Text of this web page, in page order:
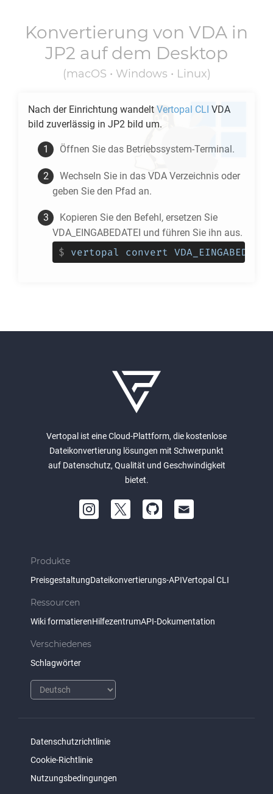
Konvertierung von VDA in
JP2 auf dem Desktop
(macOS • Windows • Linux)
Nach der Einrichtung wandelt Vertopal CLI VDA
bild zuverlässig in JP2 bild um.
Öffnen Sie das Betriebssystem-Terminal.
Wechseln Sie in das VDA Verzeichnis oder
geben Sie den Pfad an.
Kopieren Sie den Befehl, ersetzen Sie
VDA_EINGABEDATEI und führen Sie ihn aus.
$ vertopal convert
Vertopal ist eine Cloud-Plattform, die kostenlose
Dateikonvertierung lösungen mit Schwerpunkt
auf Datenschutz, Qualität und Geschwindigkeit
bietet.
Produkte
PreisgestaltungDateikonvertierungs-APIVertopal CLI
Ressourcen
Wiki formatierenHilfezentrumAPI-Dokumentation
Verschiedenes
Schlagwörter
Datenschutzrichtlinie
Cookie-Richtlinie
Nutzungsbedingungen